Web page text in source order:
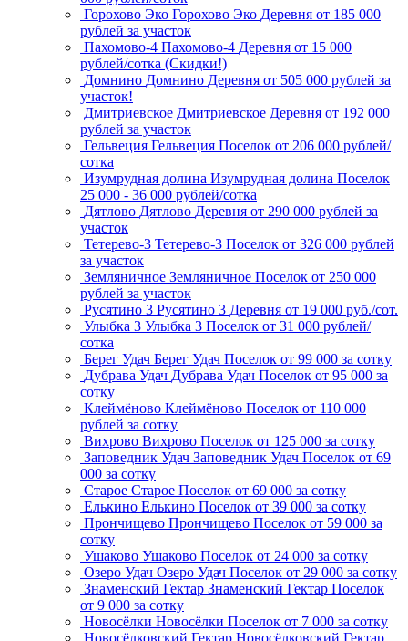
Горохово Эко Горохово Эко Деревня от 185 000
рублей за участок
Пахомово-4 Пахомово-4 Деревня от 15 000
рублей/сотка (Скидки!)
Домнино Домнино Деревня от 505 000 рублей за
участок!
Дмитриевское Дмитриевское Деревня от 192 000
рублей за участок
Гельвеция Гельвеция Поселок от 206 000 рублей/
сотка
Изумрудная долина Изумрудная долина Поселок
25 000 - 36 000 рублей/сотка
Дятлово Дятлово Деревня от 290 000 рублей за
участок
Тетерево-3 Тетерево-3 Поселок от 326 000 рублей
за участок
Земляничное Земляничное Поселок от 250 000
рублей за участок
Русятино 3 Русятино 3 Деревня от 19 000 руб./сот.
Улыбка 3 Улыбка 3 Поселок от 31 000 рублей/
сотка
Берег Удач Берег Удач Поселок от 99 000 за сотку
Дубрава Удач Дубрава Удач Поселок от 95 000 за
сотку
Клеймёново Клеймёново Поселок от 110 000
рублей за сотку
Вихрово Вихрово Поселок от 125 000 за сотку
Заповедник Удач Заповедник Удач Поселок от 69
000 за сотку
Старое Старое Поселок от 69 000 за сотку
Елькино Елькино Поселок от 39 000 за сотку
Прончищево Прончищево Поселок от 59 000 за
сотку
Ушаково Ушаково Поселок от 24 000 за сотку
Озеро Удач Озеро Удач Поселок от 29 000 за сотку
Знаменский Гектар Знаменский Гектар Поселок
от 9 000 за сотку
Новосёлки Новосёлки Поселок от 7 000 за сотку
Новосёлковский Гектар Новосёлковский Гектар